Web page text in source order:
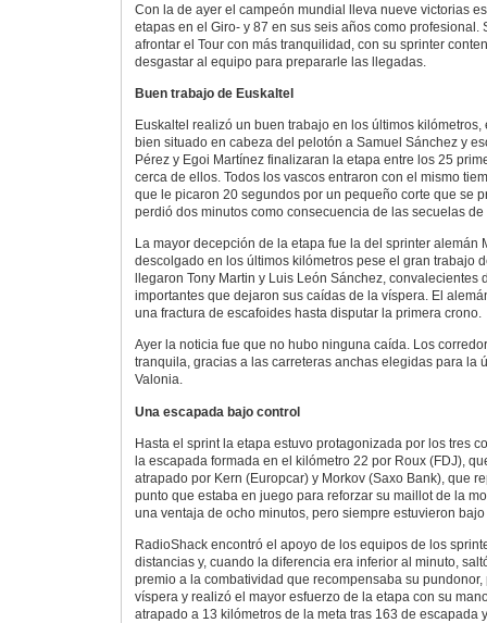
Con la de ayer el campeón mundial lleva nueve victorias
etapas en el Giro- y 87 en sus seis años como profesional.
afrontar el Tour con más tranquilidad, con su sprinter
desgastar al equipo para prepararle las llegadas.
Buen trabajo de Euskaltel
Euskaltel realizó un buen trabajo en los últimos
bien situado en cabeza del pelotón a Samuel Sánchez y
Pérez y Egoi Martínez finalizaran la etapa entre los 25
cerca de ellos. Todos los vascos entraron con el mismo
que le picaron 20 segundos por un pequeño corte que se
perdió dos minutos como consecuencia de las secuelas
La mayor decepción de la etapa fue la del sprinter alemán
descolgado en los últimos kilómetros pese el gran trabajo
llegaron Tony Martin y Luis León Sánchez, convalecientes
importantes que dejaron sus caídas de la víspera. El
una fractura de escafoides hasta disputar la primera crono.
Ayer la noticia fue que no hubo ninguna caída. Los
tranquila, gracias a las carreteras anchas elegidas para la
Valonia.
Una escapada bajo control
Hasta el sprint la etapa estuvo protagonizada por los tres
la escapada formada en el kilómetro 22 por Roux (FDJ),
atrapado por Kern (Europcar) y Morkov (Saxo Bank), que
punto que estaba en juego para reforzar su maillot de la
una ventaja de ocho minutos, pero siempre estuvieron
RadioShack encontró el apoyo de los equipos de los
distancias y, cuando la diferencia era inferior al minuto,
premio a la combatividad que recompensaba su
víspera y realizó el mayor esfuerzo de la etapa con su
atrapado a 13 kilómetros de la meta tras 163 de escapada